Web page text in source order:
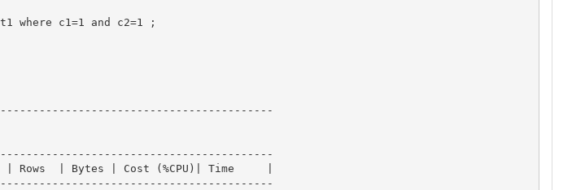
where c1=1 and c2=1 ;
| Bytes | Cost (%CPU)| Time     |